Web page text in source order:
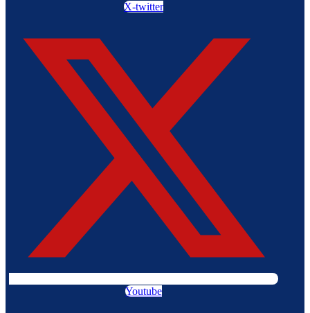
X-twitter
Youtube